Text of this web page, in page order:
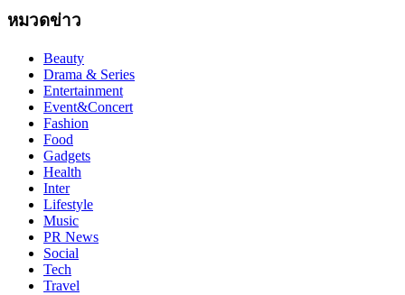
หมวดข่าว
Beauty
Drama & Series
Entertainment
Event&Concert
Fashion
Food
Gadgets
Health
Inter
Lifestyle
Music
PR News
Social
Tech
Travel